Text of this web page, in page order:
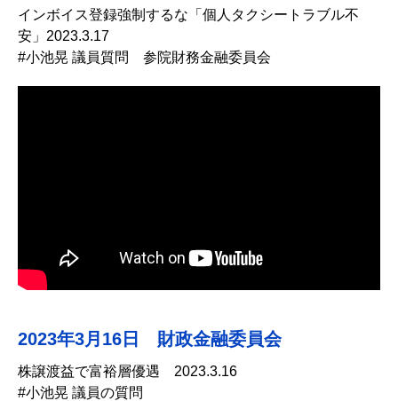
インボイス登録強制するな「個人タクシートラブル不
安」2023.3.17
#小池晃 議員質問 参院財務金融委員会
2023年3月16日 財政金融委員会
株譲渡益で富裕層優遇 2023.3.16
#小池晃 議員の質問